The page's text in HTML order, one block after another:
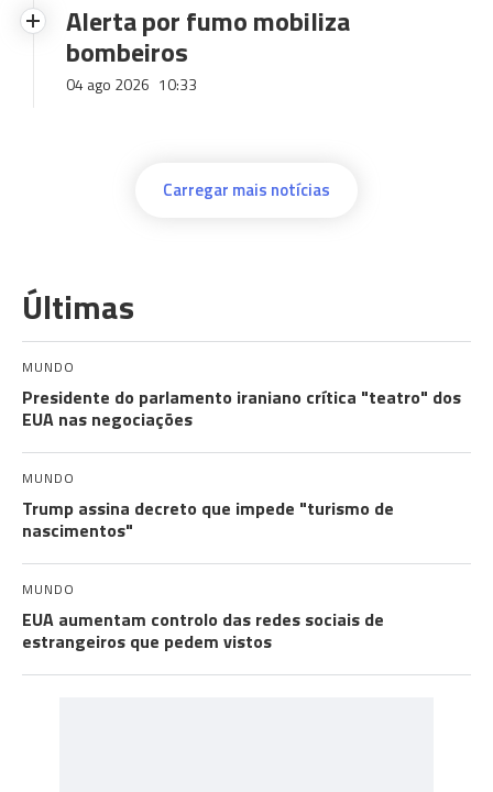
Alerta por fumo mobiliza
bombeiros
04 ago 2026 10:33
Carregar mais notícias
Últimas
MUNDO
Presidente do parlamento iraniano crítica "teatro" dos
EUA nas negociações
MUNDO
Trump assina decreto que impede "turismo de
nascimentos"
MUNDO
EUA aumentam controlo das redes sociais de
estrangeiros que pedem vistos